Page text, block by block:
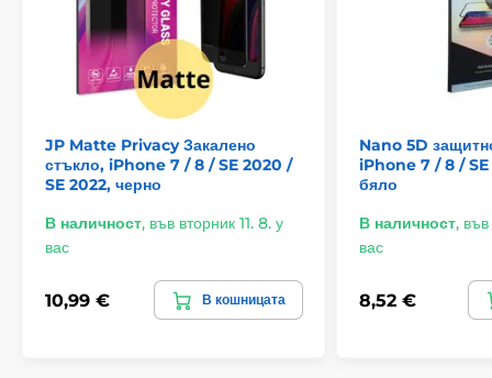
Този мега пакет осигурява цялостна защита за вашия
iPhone, като пази както дисплея, така и камерата от
ежедневните рискове. Идеален избор за дългосрочна
защита на вашето устройство.
JP Matte Privacy Закалено
стъкло, iPhone 7 / 8 / SE 2020 /
SE 2022, черно
В наличност, във вторник 11. 8. у
вас
10,99 € В кошницата
Nano 5D
iPhone 7 / 8 /
бяло
В наличност, във
вас
8,52 €